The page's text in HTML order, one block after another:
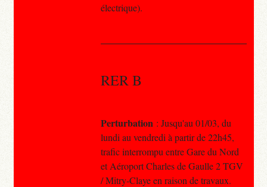
électrique).
RER B
Perturbation : Jusqu'au 01/03, du
lundi au vendredi à partir de 22h45,
trafic interrompu entre Gare du Nord
et Aéroport Charles de Gaulle 2 TGV
/ Mitry-Claye en raison de travaux.